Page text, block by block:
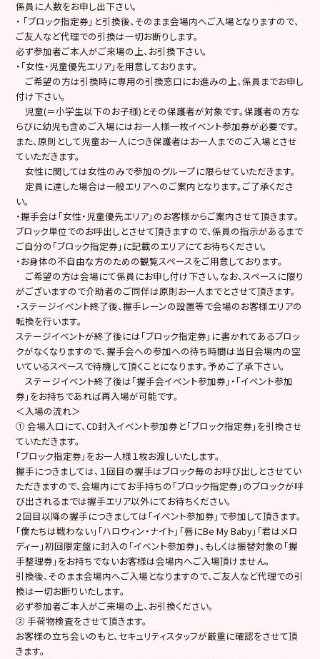
係員に人数をお申し出下さい。
・ 「ブロック指定券」と引換後、そのまま会場内へご入場となりますので、
ご友人など代理での引換は一切お断りします。
必ず参加者ご本人がご来場の上、お引換下さい。
・「女性・児童優先エリア」を用意しております。
ご希望の方は引換時に専用の引換窓口にお進みの上、係員までお申し
付け下さい。
児童(＝小学生以下のお子様)とその保護者が対象です。保護者の方な
らびに幼児も含めご入場にはお一人様一枚イベント参加券が必要です。
また、原則として児童お一人につき保護者はお一人までのご入場とさせ
ていただきます。
女性に関しては女性のみで参加のグループに限らせていただきます。
定員に達した場合は一般エリアへのご案内となります。ご了承くださ
い。
・握手会は「女性・児童優先エリア」のお客様からご案内させて頂きます。
ブロック単位でのお呼出しとさせて頂きますので、係員の指示があるまで
ご自分の「ブロック指定券」に記載のエリアにてお待ちください。
・お身体の不自由な方のための観覧スペースをご用意しております。
ご希望の方は会場にて係員にお申し付け下さい。なお、スペースに限り
がございますので介助者のご同伴は原則お一人までとさせて頂きます。
・ステージイベント終了後、握手レーンの設置等で会場のお客様エリアの
転換を行います。
ステージイベントが終了後には「ブロック指定券」に書かれてあるブロッ
クがなくなりますので、握手会への参加への待ち時間は当日会場内の空
いているスペースで待機して頂くことになります。予めご了承下さい。
ステージイベント終了後は「握手会イベント参加券」・「イベント参加
券」をお持ちであれば再入場が可能です。
＜入場の流れ＞
① 会場入口にて、CD封入イベント参加券と「ブロック指定券」を引換させ
ていただきます。
「ブロック指定券」をお一人様１枚お渡しいたします。
握手につきましては、１回目の握手はブロック毎のお呼び出しとさせてい
ただきますので、会場内にてお手持ちの「ブロック指定券」のブロックが呼
び出されるまでは握手エリア以外にてお待ちください。
２回目以降の握手につきましては「イベント参加券」で参加して頂きます。
「僕たちは戦わない」「ハロウィン・ナイト」「唇にBe My Baby」「君はメロ
ディー」初回限定盤に封入の「イベント参加券」、もしくは振替対象の「握
手整理券」をお持ちでないお客様は会場内へご入場頂けません。
引換後、そのまま会場内へご入場となりますので、ご友人など代理での引
換は一切お断りいたします。
必ず参加者ご本人がご来場の上、お引換ください。
② 手荷物検査をさせて頂きます。
お客様の立ち会いのもと、セキュリティスタッフが厳重に確認をさせて頂
きます。